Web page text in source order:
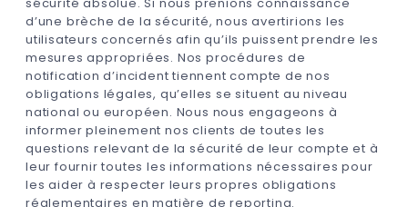
d’une brèche de la sécurité, nous avertirions les
utilisateurs concernés afin qu’ils puissent prendre les
mesures appropriées. Nos procédures de
notification d’incident tiennent compte de nos
obligations légales, qu’elles se situent au niveau
national ou européen. Nous nous engageons à
informer pleinement nos clients de toutes les
questions relevant de la sécurité de leur compte et à
leur fournir toutes les informations nécessaires pour
les aider à respecter leurs propres obligations
réglementaires en matière de reporting.